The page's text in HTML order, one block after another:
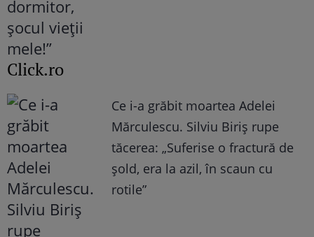
Click.ro
Ce i-a grăbit moartea Adelei
Mărculescu. Silviu Biriș rupe
tăcerea: „Suferise o fractură de
șold, era la azil, în scaun cu
rotile”